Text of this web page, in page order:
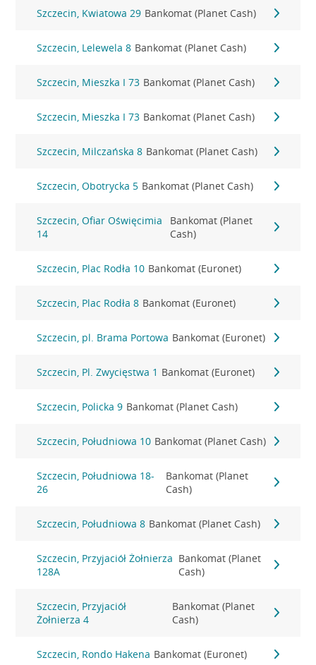
Szczecin, Kwiatowa 29 Bankomat (Planet Cash)
Szczecin, Lelewela 8 Bankomat (Planet Cash)
Szczecin, Mieszka I 73 Bankomat (Planet Cash)
Szczecin, Mieszka I 73 Bankomat (Planet Cash)
Szczecin, Milczańska 8 Bankomat (Planet Cash)
Szczecin, Obotrycka 5 Bankomat (Planet Cash)
Szczecin, Ofiar Oświęcimia
14
Bankomat (Planet
Cash)
Szczecin, Plac Rodła 10 Bankomat (Euronet)
Szczecin, Plac Rodła 8 Bankomat (Euronet)
Szczecin, pl. Brama Portowa Bankomat (Euronet)
Szczecin, Pl. Zwycięstwa 1 Bankomat (Euronet)
Szczecin, Policka 9 Bankomat (Planet Cash)
Szczecin, Południowa 10 Bankomat (Planet Cash)
Szczecin, Południowa 18-
26
Bankomat (Planet
Cash)
Szczecin, Południowa 8 Bankomat (Planet Cash)
Szczecin, Przyjaciół Żołnierza
128A
Bankomat (Planet
Cash)
Szczecin, Przyjaciół
Żołnierza 4
Bankomat (Planet
Cash)
Szczecin, Rondo Hakena Bankomat (Euronet)